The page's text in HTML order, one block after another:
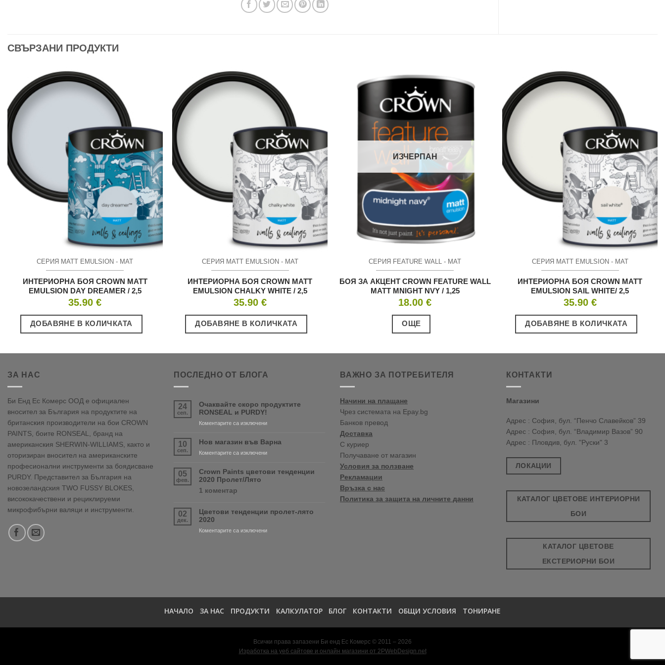
СВЪРЗАНИ ПРОДУКТИ
СЕРИЯ MATT EMULSION - МАТ
ИНТЕРИОРНА БОЯ CROWN MATT
EMULSION DAY DREAMER / 2,5
35.90€
ДОБАВЯНЕ В КОЛИЧКАТА
СЕРИЯ MATT EMULSION - МАТ
ИНТЕРИОРНА БОЯ CROWN MATT
EMULSION CHALKY WHITE / 2,5
35.90 €
ДОБАВЯНЕ В КОЛИЧКАТА
ИЗЧЕРПАН
СЕРИЯ FEATURE WALL - МАТ
БОЯ ЗА АКЦЕНТ CROWN FEATURE WALL
MATT MNIGHT NVY / 1,25
18.00€
ОЩЕ
СЕРИЯ MATT EMULSION - МАТ
ИНТЕРИОРНА БОЯ CROWN MATT
EMULSION SAIL WHITE/ 2,5
35.90 €
ДОБАВЯНЕ В КОЛИЧКАТА
ЗА НАС
Би Енд Ес Комерс ООД е официален
вносител за България на продуктите на
британския производители на бои CROWN
PAINTS, боите RONSEAL, бранд на
американския SHERWIN-WILLIAMS, както и
оторизиран вносител на американските
професионални инструменти за боядисване
PURDY. Представител за България на
новозеландския TWO FUSSY BLOKES,
висококачествени и рециклируеми
микрофибърни валяци и инструменти.
ПОСЛЕДНО ОТ БЛОГА
24
сеп.
Очаквайте скоро продуктите
RONSEAL и PURDY!
Коментарите са изключениза
продуктите
RONSEAL
PURDY!
10
сеп.
Нов магазин във Варна
Коментарите са изключениза
05
фев.
Crown Paints цветови тенденции
2020 Пролет/Лято
1 коментар
цветови
2020
02
дек.
Цветови тенденции пролет-лято
2020
Коментарите са изключениза
ВАЖНО ЗА ПОТРЕБИТЕЛЯ
Начини на плащане
Чрез системата на Epay.bg
Банков превод
Доставка
С куриер
Получаване от магазин
Условия за ползване
Рекламации
Връзка с нас
Политика за защита на личните данни
КОНТАКТИ
Магазини
Адрес : София, бул. “Пенчо Славейков” 39
Адрес : София, бул. “Владимир Вазов” 90
Адрес : Пловдив, бул. "Руски" 3
ЛОКАЦИИ
КАТАЛОГ ЦВЕТОВЕ ИНТЕРИОРНИ
БОИ
КАТАЛОГ ЦВЕТОВЕ
ЕКСТЕРИОРНИ БОИ
НАЧАЛО ЗА НАС ПРОДУКТИ КАЛКУЛАТОР БЛОГ КОНТАКТИ ОБЩИ УСЛОВИЯ ТОНИРАНЕ
Всички права запазени Би енд Ес Комерс © 2011 – 2026
Изработка на уеб сайтове и онлайн магазини от 2PWebDesign.net